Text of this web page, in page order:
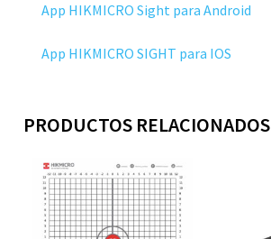
App HIKMICRO Sight para Android
App HIKMICRO SIGHT para IOS
PRODUCTOS RELACIONADOS